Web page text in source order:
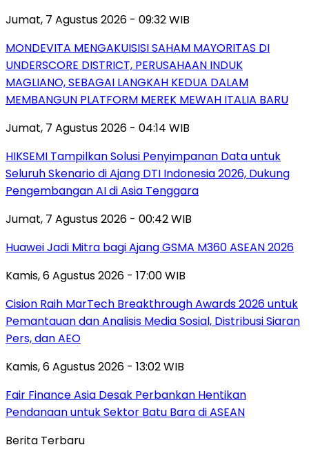
Jumat, 7 Agustus 2026 - 09:32 WIB
MONDEVITA MENGAKUISISI SAHAM MAYORITAS DI
UNDERSCORE DISTRICT, PERUSAHAAN INDUK
MAGLIANO, SEBAGAI LANGKAH KEDUA DALAM
MEMBANGUN PLATFORM MEREK MEWAH ITALIA BARU
Jumat, 7 Agustus 2026 - 04:14 WIB
HIKSEMI Tampilkan Solusi Penyimpanan Data untuk
Seluruh Skenario di Ajang DTI Indonesia 2026, Dukung
Pengembangan AI di Asia Tenggara
Jumat, 7 Agustus 2026 - 00:42 WIB
Huawei Jadi Mitra bagi Ajang GSMA M360 ASEAN 2026
Kamis, 6 Agustus 2026 - 17:00 WIB
Cision Raih MarTech Breakthrough Awards 2026 untuk
Pemantauan dan Analisis Media Sosial, Distribusi Siaran
Pers, dan AEO
Kamis, 6 Agustus 2026 - 13:02 WIB
Fair Finance Asia Desak Perbankan Hentikan
Pendanaan untuk Sektor Batu Bara di ASEAN
Berita Terbaru